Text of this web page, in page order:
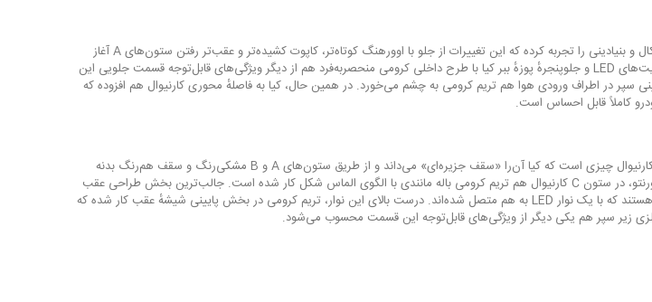
کارنیوال جدید در طراحی بیرونی تغییرات رادیکال و بنیادینی را تجربه کرده که این تغییرات از جلو با اوورهنگ کوتاه‌تر، کاپوت کشیده‌تر و عقب‌تر رفتن ستون‌های A آغاز
می‌شود. چراغ‌های جلو با فرمی زاویه‌دار، دی‌لایت‌های LED و جلوپنجرهٔ پوزهٔ ببر کیا با طرح داخلی کرومی منحصربه‌فرد هم از دیگر ویژگی‌های قابل‌توجه قسمت جلویی این
در اطراف ورودی هوا هم تریم کرومی به چشم می‌خورد. در همین حال، کیا به فاصلهٔ محوری کارنیوال هم افزوده که
کاملاً قابل احساس است.
یکی دیگر از ویژگی‌های طراحی پروفیل جانبی کارنیوال چیزی است که کیا آن‌را «سقف جزیره‌ای» می‌داند و از طریق ستون‌های A و B مشکی‌رنگ و سقف هم‌رنگ بدنه
ایجاد شده است. همچنین مثل نسل جدید سورنتو، در ستون C کارنیوال هم تریم کرومی باله مانندی با الگوی الماس شکل کار شده است. جالب‌ترین بخش طراحی عقب
این مینی‌ون جدید چراغ‌های خطی و ساده‌ای هستند که با یک نوار LED به هم متصل شده‌اند. درست بالای این نوار، تریم کرومی در بخش پایینی شیشهٔ عقب کار شده که
زیر سپر هم یکی دیگر از ویژگی‌های قابل‌توجه این قسمت محسوب می‌شود.